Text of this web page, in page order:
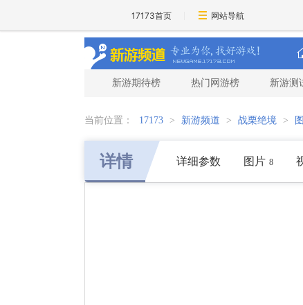
17173首页 网站导航
新游期待榜 热门网游榜 新游测
当前位置： 17173 > 新游频道 > 战栗绝境 >
详情 详细参数 图片 8